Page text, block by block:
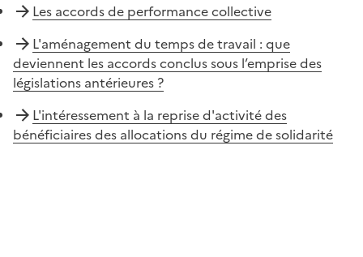
Les accords de performance collective
L'aménagement du temps de travail : que
deviennent les accords conclus sous l’emprise des
législations antérieures ?
L'intéressement à la reprise d'activité des
bénéficiaires des allocations du régime de solidarité